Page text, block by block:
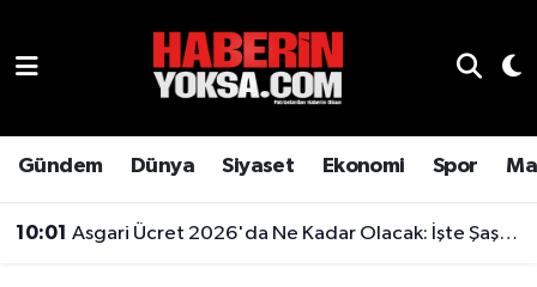
Gündem Dünya Siyaset Ekonomi Spor
10:01 Asgari Ücret 2026'da Ne Kadar Olacak: İşte Şaşırtan Rakam
Hava Durumu